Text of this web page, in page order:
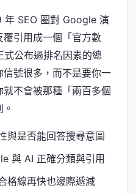
SEO 圈對 Google 演
引用成一個「官方數
公布過排名因素的總
號很多，而不是要你一
不會被那種「兩百多個
與是否能回答搜尋意圖
與 AI 正確分類與引用
格線再快也邊際遞減